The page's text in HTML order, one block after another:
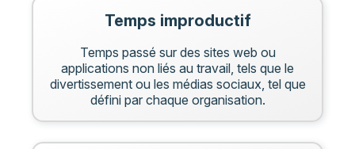
Temps improductif
Temps passé sur des sites web ou
applications non liés au travail, tels que le
divertissement ou les médias sociaux, tel que
défini par chaque organisation.